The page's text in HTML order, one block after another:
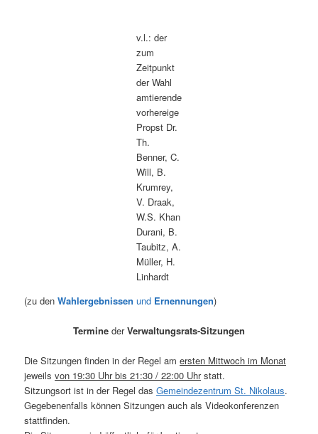
v.l.: der
zum
Zeitpunkt
der Wahl
amtierende
vorhereige
Propst Dr.
Th.
Benner, C.
Will, B.
Krumrey,
V. Draak,
W.S. Khan
Durani, B.
Taubitz, A.
Müller, H.
Linhardt
(zu denWahlergebnissen und Ernennungen)
Termine derVerwaltungsrats-Sitzungen
Die Sitzungen finden in der Regel amersten Mittwoch im Monat
jeweilsvon 19:30 Uhr bis 21:30 / 22:00 Uhrstatt.
Sitzungsort ist in der Regel dasGemeindezentrum St. Nikolaus.
Gegebenenfalls können Sitzungen auch als Videokonferenzen
stattfinden.